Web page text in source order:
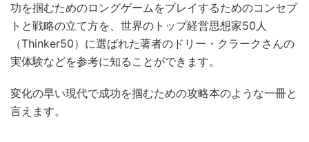
功を掴むためのロングゲームをプレイするためのコンセプ
トと戦略の立て方を、世界のトップ経営思想家50人
（Thinker50）に選ばれた著者のドリー・クラークさんの
実体験などを参考に知ることができます。
変化の早い現代で成功を掴むための攻略本のような一冊と
言えます。